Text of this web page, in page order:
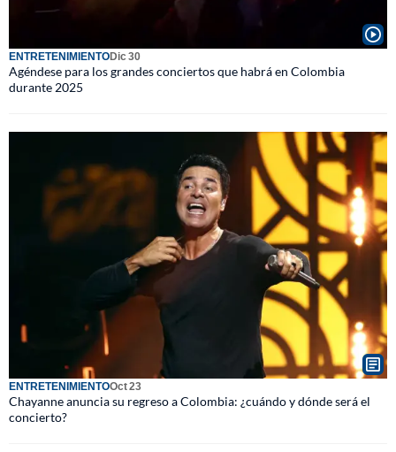
ENTRETENIMIENTODic 30
Agéndese para los grandes conciertos que habrá en Colombia
durante 2025
ENTRETENIMIENTOOct 23
Chayanne anuncia su regreso a Colombia: ¿cuándo y dónde será el
concierto?